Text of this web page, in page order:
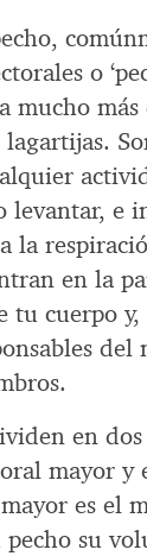
o
mucho más
levantar, e
la
en la
tu cuerpo
en
mayor y
es el
su